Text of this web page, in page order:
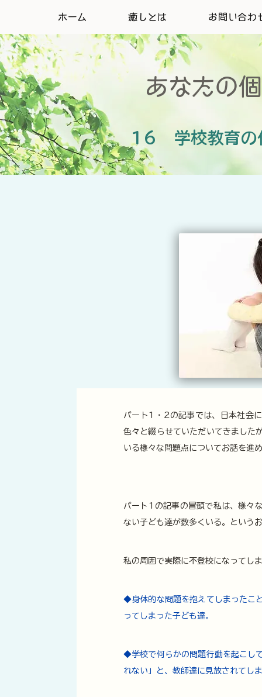
ホーム 癒しとは お問い合わ
あなたの
​16 学校教育の
パート1・2の記事では、日本社会
色々と綴らせていただいてきました
いる様々な問題点についてお話を進
パート1の記事の冒頭で私は、様々
ない子ども達が数多くいる。という
私の周囲で実際に不登校になってし
◆身体的な問題を抱えてしまったこ
ってしまった子ども達。
◆学校で何らかの問題行動を起こし
れない」と、教師達に見放されてし